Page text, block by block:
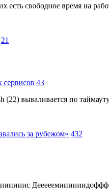
свободное время на
21
сервисов 43
вываливается по
за рубежом» 432